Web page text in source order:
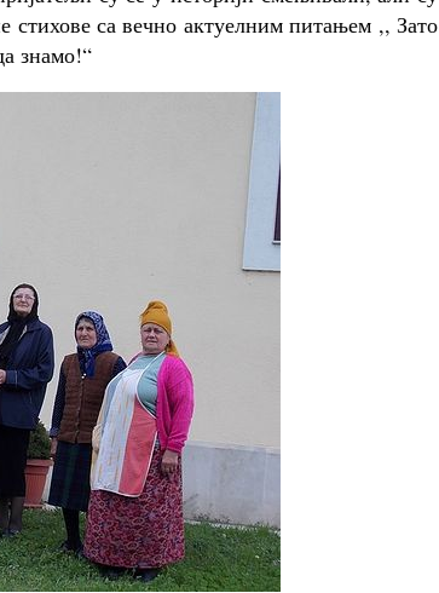
са вечно актуелним питањем ,, Зато
знамо!“